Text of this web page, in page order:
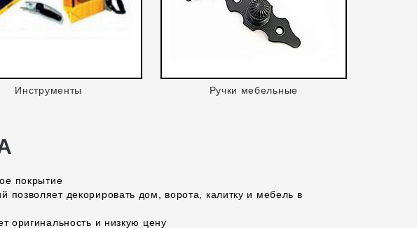
Инструменты Ручки мебельные
покрытие
позволяет декорировать дом, ворота, калитку и мебель в
оригинальность и низкую цену